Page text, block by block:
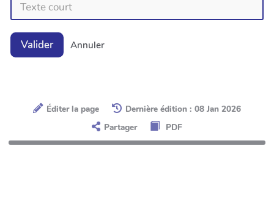
Valider Annuler
Éditer la page
Dernière édition : 08 Jan 2026
Partager
PDF